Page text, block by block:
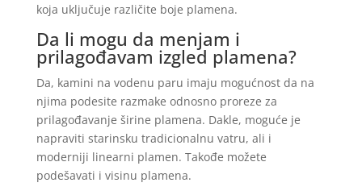
koja uključuje različite boje plamena.
Da li mogu da menjam i
prilagođavam izgled plamena?
Da, kamini na vodenu paru imaju mogućnost da na
njima podesite razmake odnosno proreze za
prilagođavanje širine plamena. Dakle, moguće je
napraviti starinsku tradicionalnu vatru, ali i
moderniji linearni plamen. Takođe možete
podešavati i visinu plamena.